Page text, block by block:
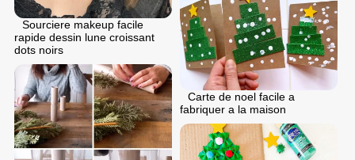
Sourciere makeup facile
rapide dessin lune croissant
dots noirs
Carte de noel facile a
fabriquer a la maison